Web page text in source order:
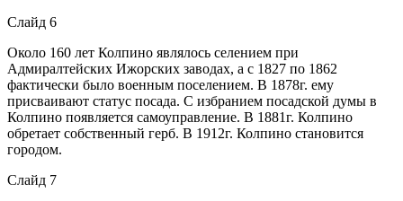
Слайд 6
Около 160 лет Колпино являлось селением при
Адмиралтейских Ижорских заводах, а с 1827 по 1862
фактически было военным поселением. В 1878г. ему
присваивают статус посада. С избранием посадской думы в
Колпино появляется самоуправление. В 1881г. Колпино
обретает собственный герб. В 1912г. Колпино становится
городом.
Слайд 7